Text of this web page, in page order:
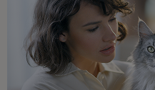
Promociones,
todas